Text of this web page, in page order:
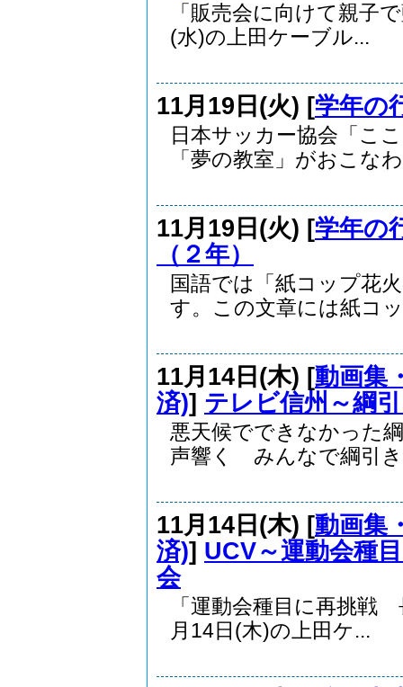
「販売会に向けて親子
(水)の上田ケーブル...
11月19日(火) [学年の
日本サッカー協会「こ
「夢の教室」がおこな
11月19日(火) [学年の
（２年）
国語では「紙コップ花
す。この文章には紙コ
11月14日(木) [動画集
済)] テレビ信州～綱
悪天候でできなかった
声響く みんなで綱引
11月14日(木) [動画集
済)] UCV～運動会種
会
「運動会種目に再挑戦
月14日(木)の上田ケ...